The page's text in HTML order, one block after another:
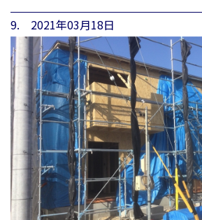
9. 2021年03月18日